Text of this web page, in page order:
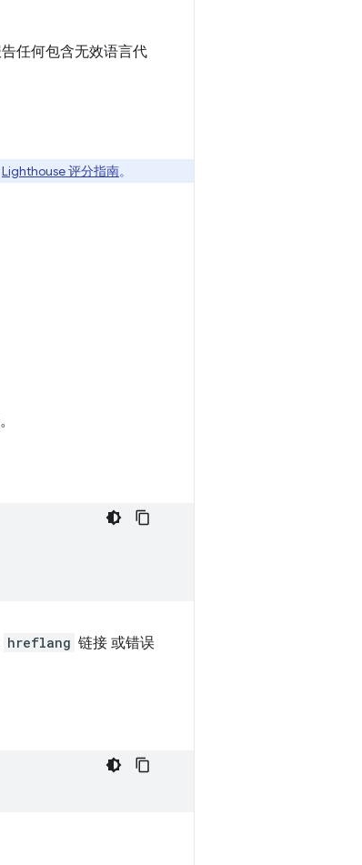
任何包含无效语言代
Lighthouse 评分指南。
hreflang 链接 或错误